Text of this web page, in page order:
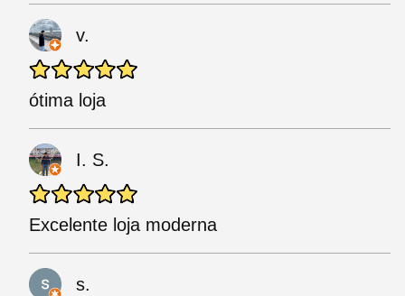
v.
ótima loja
I. S.
Excelente loja moderna
s.